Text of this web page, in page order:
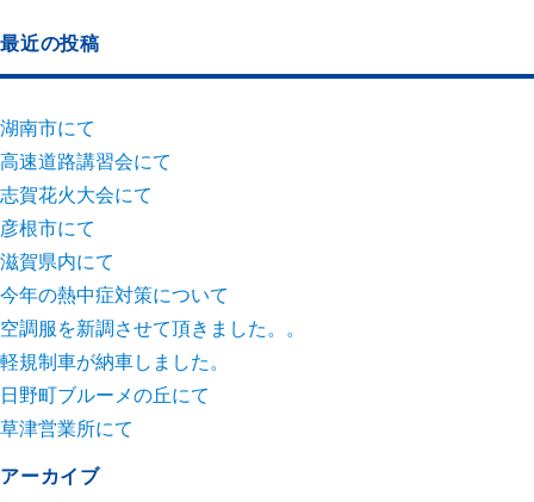
最近の投稿
湖南市にて
高速道路講習会にて
志賀花火大会にて
彦根市にて
滋賀県内にて
今年の熱中症対策について
空調服を新調させて頂きました。。
軽規制車が納車しました。
日野町ブルーメの丘にて
草津営業所にて
アーカイブ